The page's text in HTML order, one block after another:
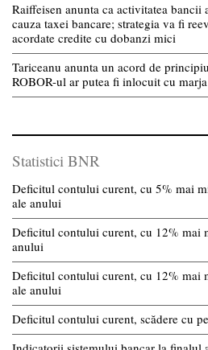
Raiffeisen anunta ca activitatea bancii
cauza taxei bancare; strategia va fi
acordate credite cu dobanzi mici
Tariceanu anunta un acord de
ROBOR-ul ar putea fi inlocuit cu
Statistici BNR
Deficitul contului curent, cu 5% mai
ale anului
Deficitul contului curent, cu 12% mai
anului
Deficitul contului curent, cu 12% mai
ale anului
Deficitul contului curent, scădere cu